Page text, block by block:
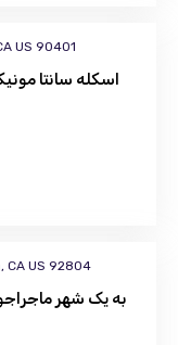
US 90401
اسکله سانتا
CA US 92804
به یک شهر